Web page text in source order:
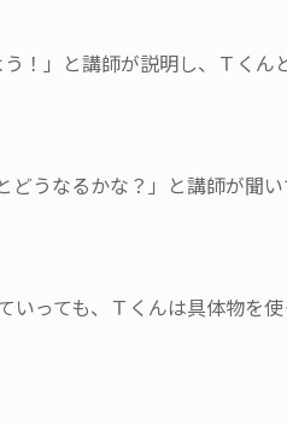
！」と講師が説明し、Ｔくん
どうなるかな？」と講師が聞
っても、Ｔくんは具体物を